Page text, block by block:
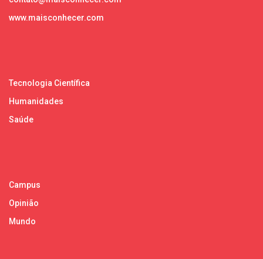
www.maisconhecer.com
Tecnologia Científica
Humanidades
Saúde
Campus
Opinião
Mundo